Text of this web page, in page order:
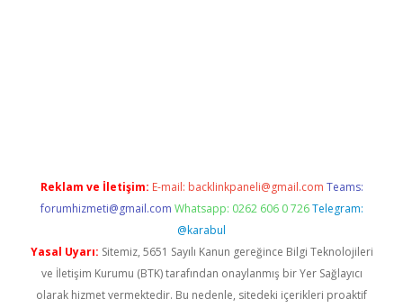
Reklam ve İletişim: E-mail: backlinkpaneli@gmail.com Teams:
forumhizmeti@gmail.com Whatsapp: 0262 606 0 726 Telegram:
@karabul
Yasal Uyarı: Sitemiz, 5651 Sayılı Kanun gereğince Bilgi Teknolojileri
ve İletişim Kurumu (BTK) tarafından onaylanmış bir Yer Sağlayıcı
olarak hizmet vermektedir. Bu nedenle, sitedeki içerikleri proaktif